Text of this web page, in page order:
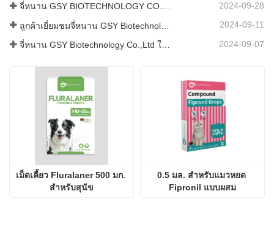
จี่หนาน GSY BIOTECHNOLOGY CO., LTD. เข้าร่วมในงาน IPEX นิทรรศการปศุสัตว์นานาชาติของปากีสถานปี 2024 2024-09-28
2024-09-11
2024-09-07
เม็ดเคี้ยว Fluralaner 500 มก.
สำหรับสุนัข
0.5 มล. สำหรับแมวหยด
Fipronil แบบผสม